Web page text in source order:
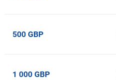
500 GBP
1 000 GBP